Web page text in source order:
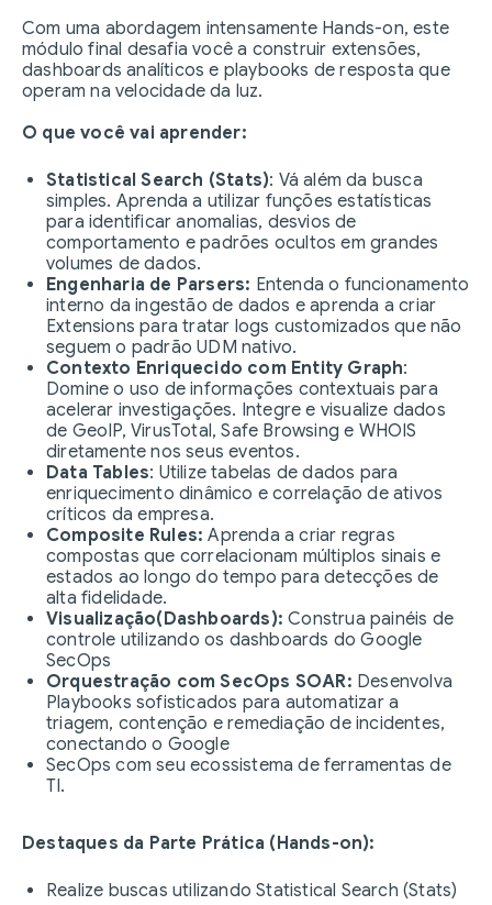
Com uma abordagem intensamente Hands-on, este
módulo final desafia você a construir extensões,
dashboards analíticos e playbooks de resposta que
operam na velocidade da luz.
O que você vai aprender:
Statistical Search (Stats): Vá além da busca
simples. Aprenda a utilizar funções estatísticas
para identificar anomalias, desvios de
comportamento e padrões ocultos em grandes
volumes de dados.
Engenharia de Parsers: Entenda o funcionamento
interno da ingestão de dados e aprenda a criar
Extensions para tratar logs customizados que não
seguem o padrão UDM nativo.
Contexto Enriquecido com Entity Graph:
Domine o uso de informações contextuais para
acelerar investigações. Integre e visualize dados
de GeoIP, VirusTotal, Safe Browsing e WHOIS
diretamente nos seus eventos.
Data Tables: Utilize tabelas de dados para
enriquecimento dinâmico e correlação de ativos
críticos da empresa.
Composite Rules: Aprenda a criar regras
compostas que correlacionam múltiplos sinais e
estados ao longo do tempo para detecções de
alta fidelidade.
Visualização(Dashboards): Construa painéis de
controle utilizando os dashboards do Google
SecOps
Orquestração com SecOps SOAR: Desenvolva
Playbooks sofisticados para automatizar a
triagem, contenção e remediação de incidentes,
conectando o Google
SecOps com seu ecossistema de ferramentas de
TI.
Destaques da Parte Prática (Hands-on):
Realize buscas utilizando Statistical Search (Stats)